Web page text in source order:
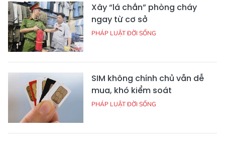
Xây “lá chắn” phòng cháy
ngay từ cơ sở
PHÁP LUẬT ĐỜI SỐNG
SIM không chính chủ vẫn dễ
mua, khó kiểm soát
PHÁP LUẬT ĐỜI SỐNG